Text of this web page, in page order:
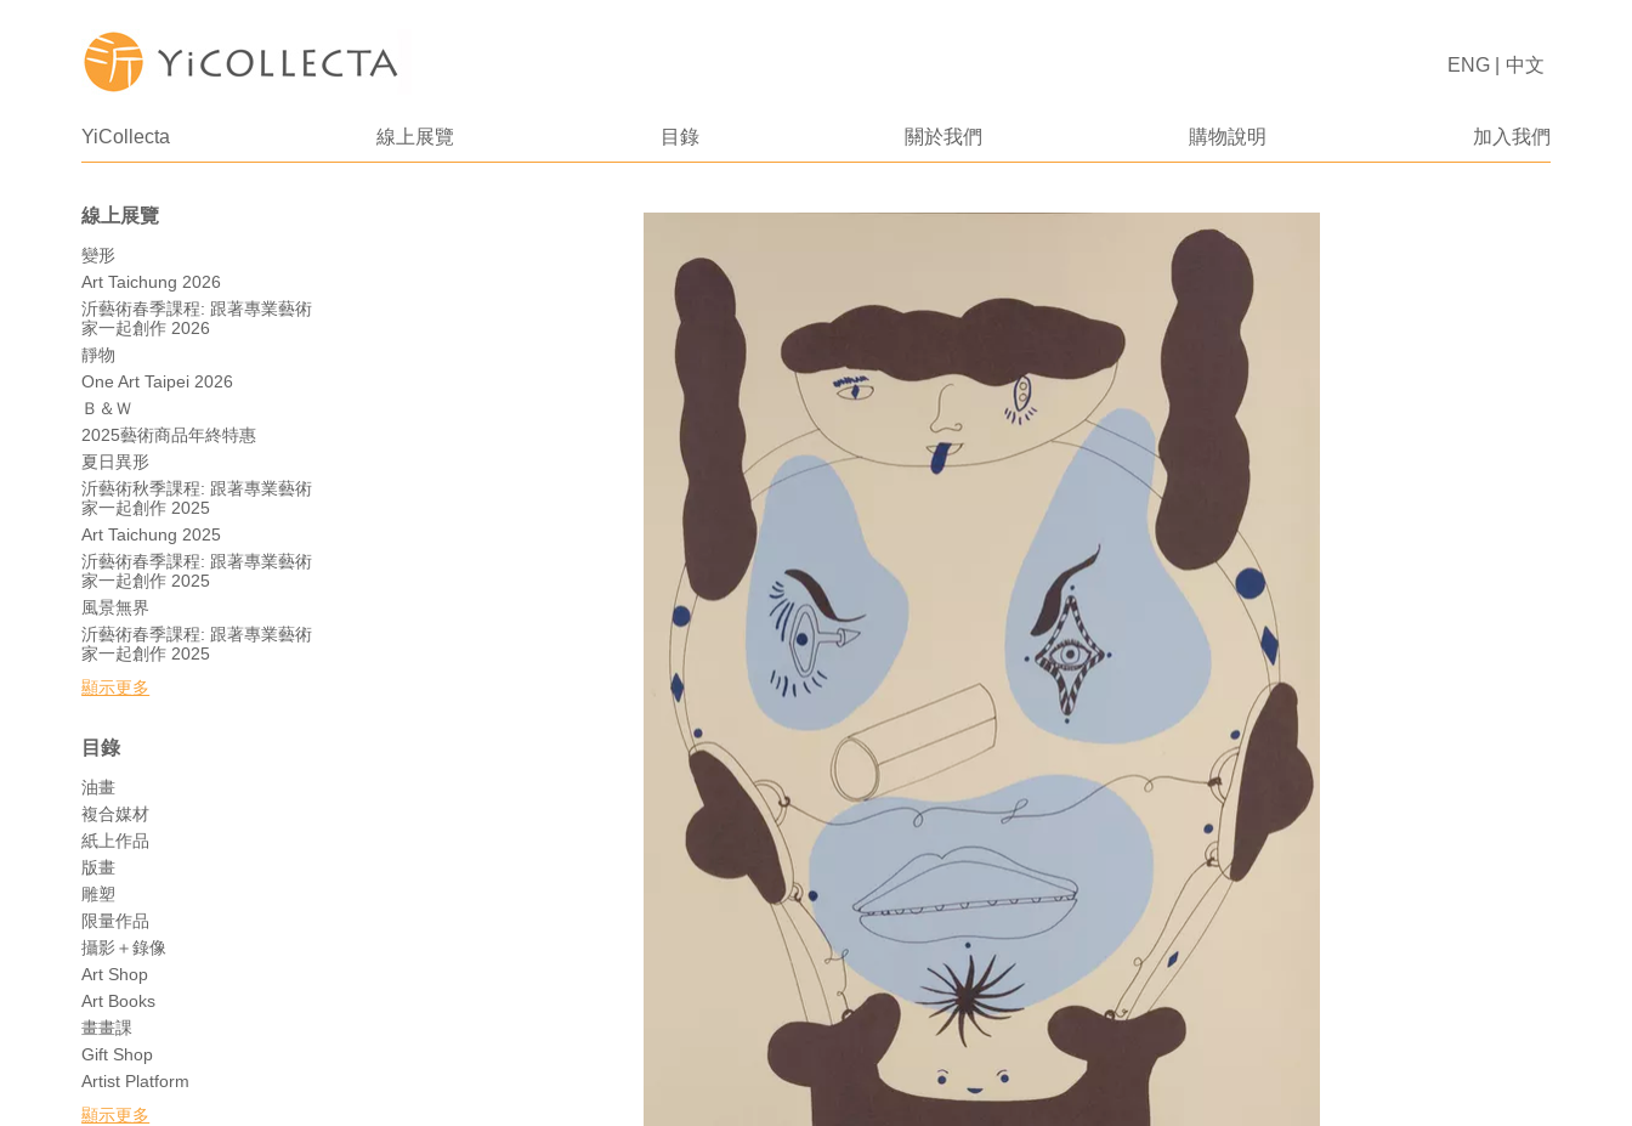
YiCollecta 線上展覽 目錄 關於我們 購物說明 加入我們
ENG 中文
線上展覽
變形
Art Taichung 2026
沂藝術春季課程: 跟著專業藝術
家一起創作 2026
靜物
One Art Taipei 2026
Ｂ＆Ｗ
2025藝術商品年終特惠
夏日異形
沂藝術秋季課程: 跟著專業藝術
家一起創作 2025
Art Taichung 2025
沂藝術春季課程: 跟著專業藝術
家一起創作 2025
風景無界
沂藝術春季課程: 跟著專業藝術
家一起創作 2025
顯示更多
目錄
油畫
複合媒材
紙上作品
版畫
雕塑
限量作品
攝影＋錄像
Art Shop
Art Books
畫畫課
Gift Shop
Artist Platform
顯示更多